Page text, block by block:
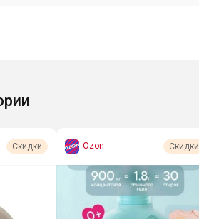
Скидки Ozon Скидки